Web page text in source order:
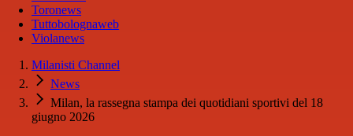
Toronews
Tuttobolognaweb
Violanews
Milanisti Channel
News
Milan, la rassegna stampa dei quotidiani sportivi del 18
giugno 2026